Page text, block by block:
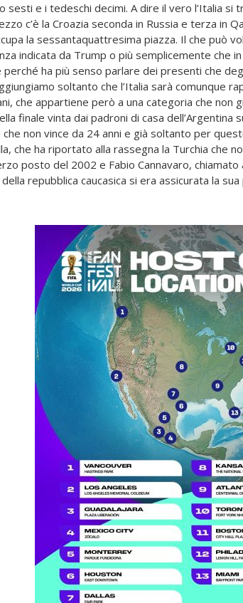
sesti e i tedeschi decimi. A dire il vero l’Italia si
c’è la Croazia seconda in Russia e terza in
la sessantaquattresima piazza. Il che può
indicata da Trump o più semplicemente che
perché ha più senso parlare dei presenti che
soltanto che l’Italia sarà comunque
che appartiene però a una categoria che non
finale vinta dai padroni di casa dell’Argentina
che non vince da 24 anni e già soltanto per
che ha riportato alla rassegna la Turchia che
posto del 2002 e Fabio Cannavaro, chiamato
repubblica caucasica si era assicurata la